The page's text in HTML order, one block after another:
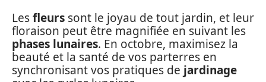
Lesfleurs sont le joyau de tout jardin, et leur
floraison peut être magnifiée en suivant les
phases lunaires. En octobre, maximisez la
beauté et la santé de vos parterres en
synchronisant vos pratiques de jardinage